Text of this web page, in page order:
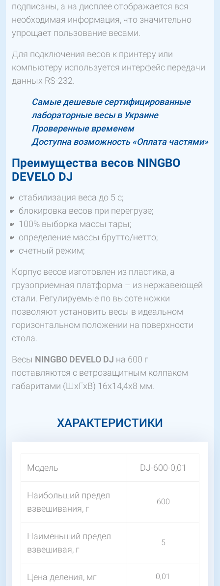
подписаны, а на дисплее отображается вся
необходимая информация, что значительно
упрощает пользование весами.
Для подключения весов к принтеру или
компьютеру используется интерфейс передачи
данных RS-232.
Самые дешевые сертифицированные
лабораторные весы в Украине
Проверенные временем
Доступна возможность «Оплата частями»
Преимущества весов NINGBO
DEVELO DJ
стабилизация веса до 5 с;
блокировка весов при перегрузе;
100% выборка массы тары;
определение массы брутто/нетто;
счетный режим;
Корпус весов изготовлен из пластика, а
грузоприемная платформа – из нержавеющей
стали. Регулируемые по высоте ножки
позволяют установить весы в идеальном
горизонтальном положении на поверхности
стола.
Весы NINGBO DEVELO DJ на 600 г
поставляются с ветрозащитным колпаком
габаритами (ШхГхВ) 16х14,4х8 мм.
ХАРАКТЕРИСТИКИ
Модель DJ-600-0,01
Наибольший предел
взвешивания, г
600
Наименьший предел
взвешивая, г
5
Цена деления, мг 0,01